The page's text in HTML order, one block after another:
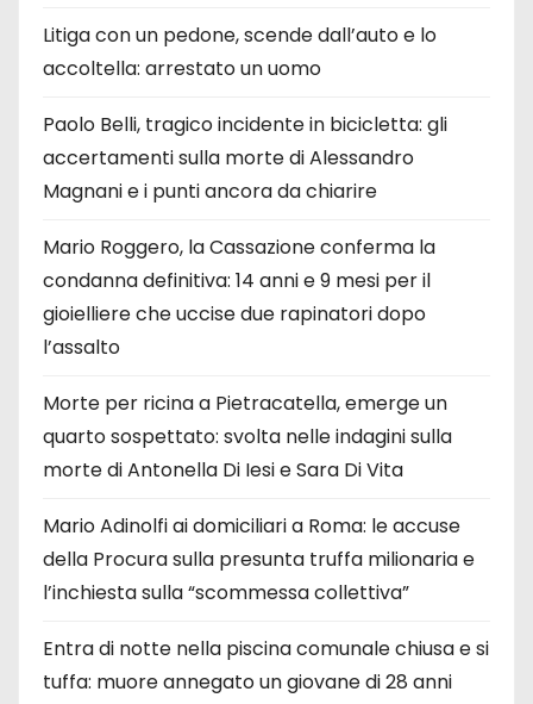
Litiga con un pedone, scende dall’auto e lo
accoltella: arrestato un uomo
Paolo Belli, tragico incidente in bicicletta: gli
accertamenti sulla morte di Alessandro
Magnani e i punti ancora da chiarire
Mario Roggero, la Cassazione conferma la
condanna definitiva: 14 anni e 9 mesi per il
gioielliere che uccise due rapinatori dopo
l’assalto
Morte per ricina a Pietracatella, emerge un
quarto sospettato: svolta nelle indagini sulla
morte di Antonella Di Iesi e Sara Di Vita
Mario Adinolfi ai domiciliari a Roma: le accuse
della Procura sulla presunta truffa milionaria e
l’inchiesta sulla “scommessa collettiva”
Entra di notte nella piscina comunale chiusa e si
tuffa: muore annegato un giovane di 28 anni